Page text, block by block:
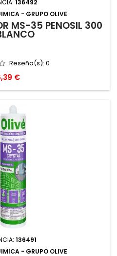
136492
- GRUPO OLIVE
MS-35 PENOSIL 300
Reseña(s): 0
€
136491
- GRUPO OLIVE